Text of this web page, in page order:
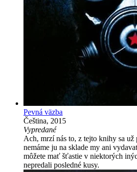
Pevná väzba
Čeština, 2015
Vypredané
Ach, mrzí nás to, z tejto knihy sa
nemáme ju na sklade my ani
môžete mať šťastie v niektorých
nepredali posledné kusy.